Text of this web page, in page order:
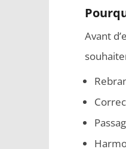
Windows 10 ?
Avant